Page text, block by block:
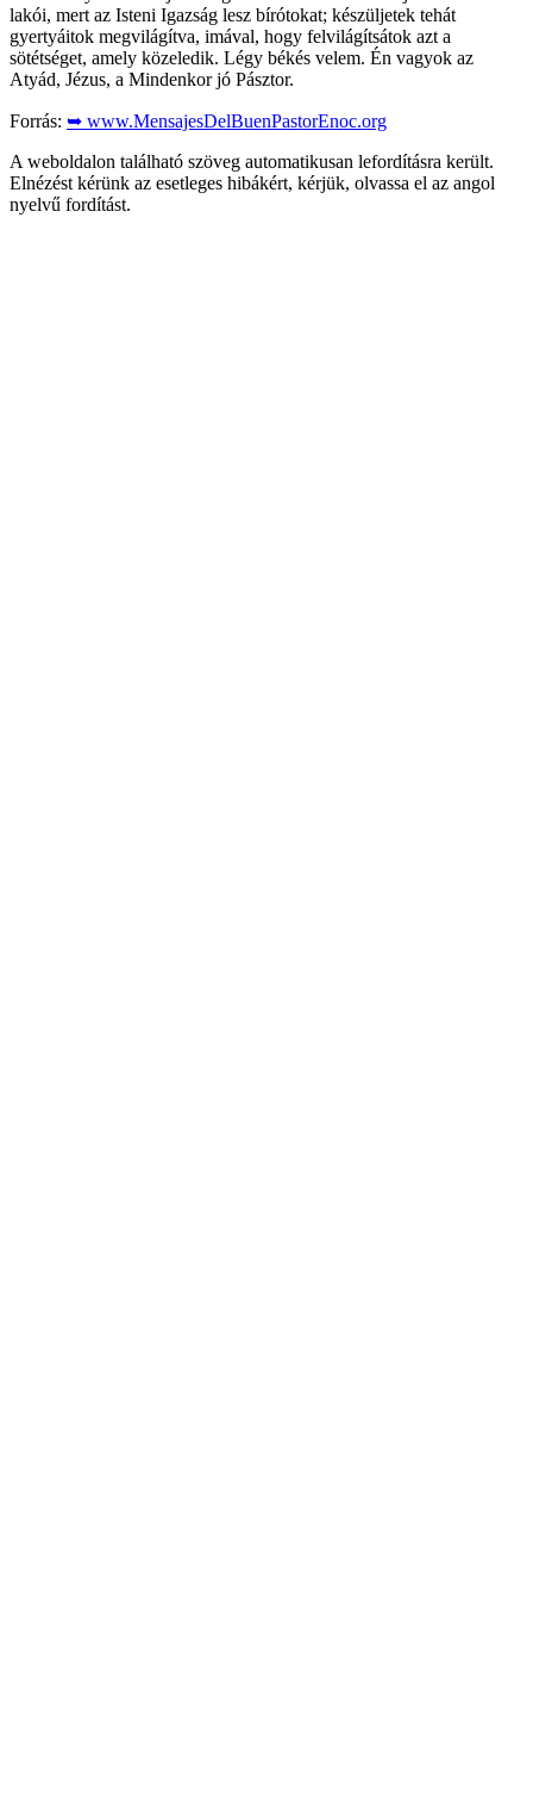
lakói, mert az Isteni Igazság lesz bírótokat; készüljetek tehát
gyertyáitok megvilágítva, imával, hogy felvilágítsátok azt a
sötétséget, amely közeledik. Légy békés velem. Én vagyok az
Atyád, Jézus, a Mindenkor jó Pásztor.
Forrás: ➥ www.MensajesDelBuenPastorEnoc.org
A weboldalon található szöveg automatikusan lefordításra került.
Elnézést kérünk az esetleges hibákért, kérjük, olvassa el az angol
nyelvű fordítást.